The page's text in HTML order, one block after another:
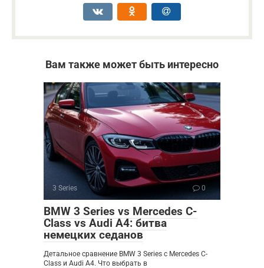
Вам также может быть интересно
3 Series 0
BMW 3 Series vs Mercedes C-
Class vs Audi A4: битва
немецких седанов
Детальное сравнение BMW 3 Series с Mercedes C-
Class и Audi A4. Что выбрать в